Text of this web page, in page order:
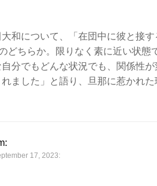
和について、「在団中に彼と接す
どちらか。限りなく素に近い状態
分でもどんな状況でも、関係性が
ました」と語り、旦那に惹かれた
17, 2023: